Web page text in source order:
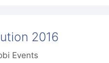
2016
Events